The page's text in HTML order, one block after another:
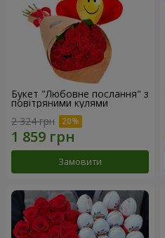
Букет "Любовне послання" з
повітряними кулями
2 324 грн
Замовити